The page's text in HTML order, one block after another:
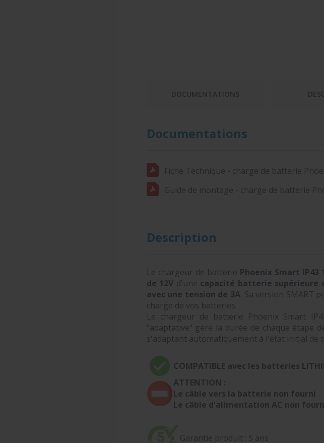
DOCUMENTATIONS
Documentations
Fiche Technique - charge de batterie
Guide de montage - charge de batterie
Description
Le chargeur de batterie Phoenix Smart IP43
de 12V d'une capacité batterie supérieure
avec une tension de 3A. Sa version SMART
charge de vos batteries.
Le chargeur de batterie Phoenix Smart
"adaptative" gère la durée de chaque étape
s'adaptant automatiquement à l'état initial de
COMPATIBLE avec les batteries
ATTENTION :
Le câble vers la batterie non fourni
Le câble d'alimentation AC non
Garantie produit : 5 ans